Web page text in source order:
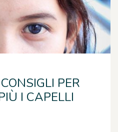
PER
I CAPELLI